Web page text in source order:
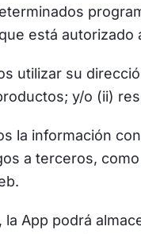
está autorizado
utilizar su
y/o (ii)
la información
a terceros,
la App podrá